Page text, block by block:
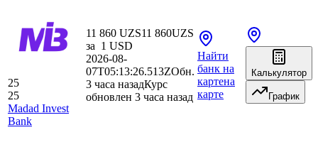
25
25
Madad Invest
Bank
11 860 UZS11 860UZS
за 1 USD
2026-08-
07T05:13:26.513ZОбн.
3 часа назадКурс
обновлен 3 часа назад
Найти
банк на
картена
карте
Калькулятор
График